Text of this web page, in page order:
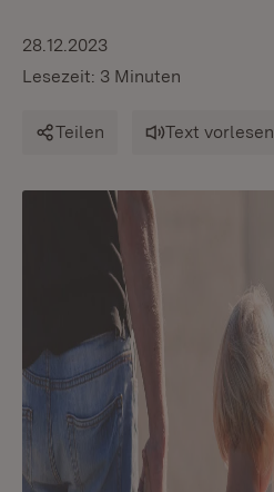
28.12.2023
Lesezeit: 3 Minuten
Teilen Text vorlesen